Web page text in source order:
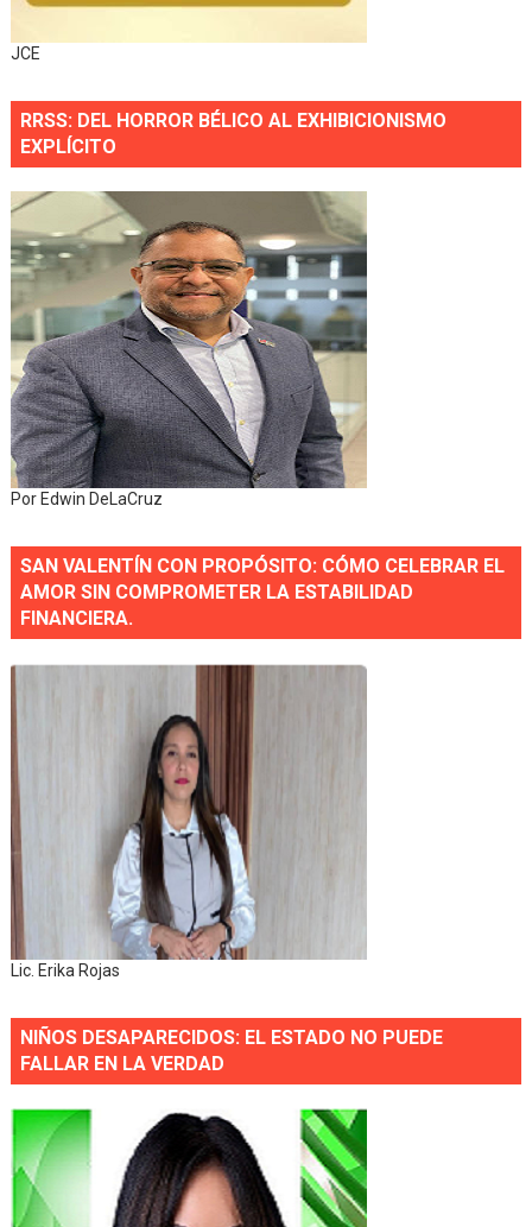
JCE
RRSS: DEL HORROR BÉLICO AL EXHIBICIONISMO
EXPLÍCITO
Por Edwin DeLaCruz
SAN VALENTÍN CON PROPÓSITO: CÓMO CELEBRAR EL
AMOR SIN COMPROMETER LA ESTABILIDAD
FINANCIERA.
Lic. Erika Rojas
NIÑOS DESAPARECIDOS: EL ESTADO NO PUEDE
FALLAR EN LA VERDAD